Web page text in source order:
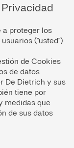
a proteger los
("usted")
de Cookies
de datos
De Dietrich y sus
tiene por
medidas que
de sus datos